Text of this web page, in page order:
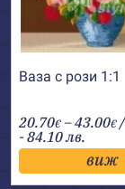
Ваза с рози 1:1
20.70€ –43.00€
- 84.10 лв.
виж